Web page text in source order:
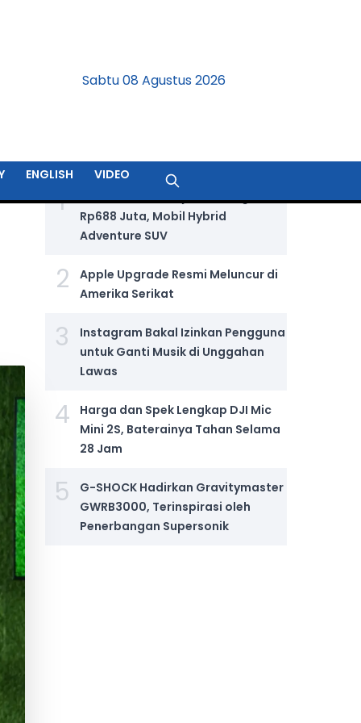
Sabtu 08 Agustus 2026
ENGLISH VIDEO
1
Jetour T2 i-DM Dijual Seharga
Rp688 Juta, Mobil Hybrid
Adventure SUV
2
Apple Upgrade Resmi Meluncur di
Amerika Serikat
3
Instagram Bakal Izinkan Pengguna
untuk Ganti Musik di Unggahan
Lawas
4
Harga dan Spek Lengkap DJI Mic
Mini 2S, Baterainya Tahan Selama
28 Jam
5
G-SHOCK Hadirkan Gravitymaster
GWRB3000, Terinspirasi oleh
Penerbangan Supersonik